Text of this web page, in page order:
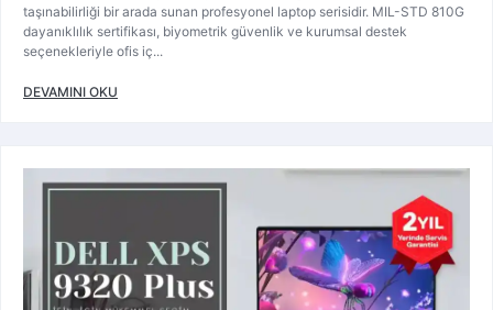
taşınabilirliği bir arada sunan profesyonel laptop serisidir. MIL-STD 810G
dayanıklılık sertifikası, biyometrik güvenlik ve kurumsal destek
seçenekleriyle ofis iç...
DEVAMINI OKU